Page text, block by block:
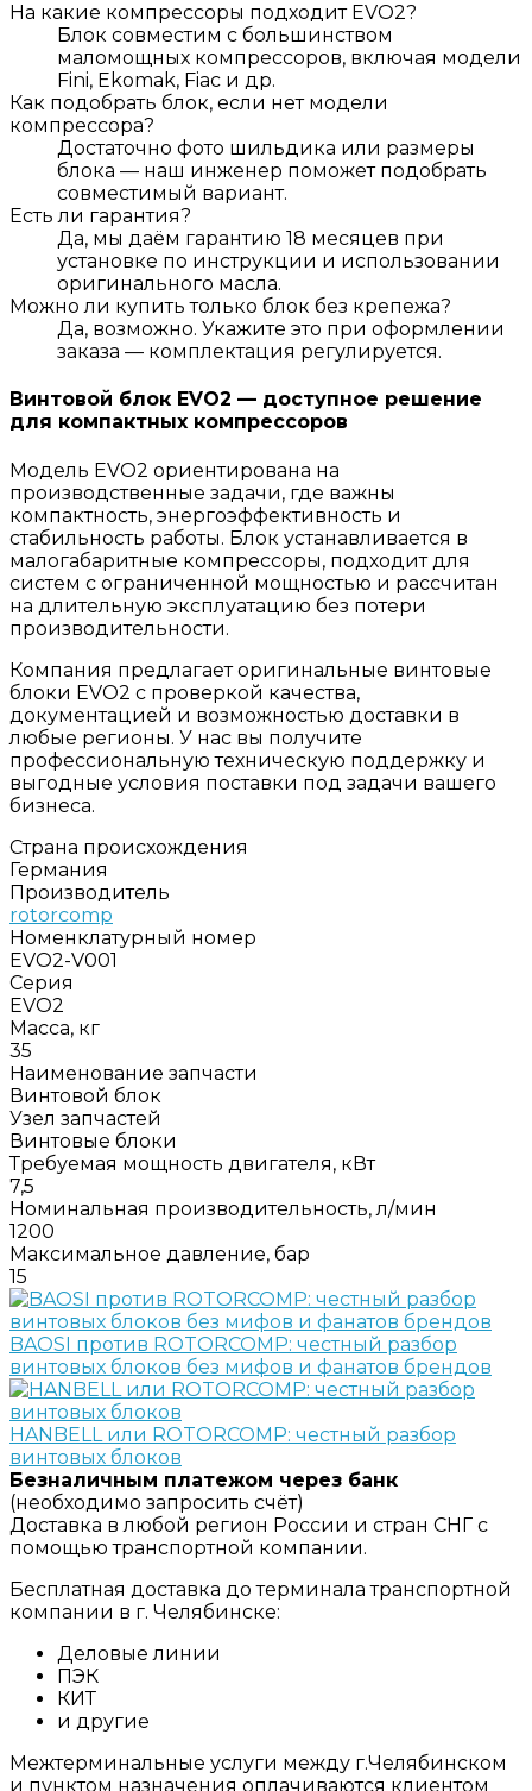
На какие компрессоры подходит EVO2?
Блок совместим с большинством
маломощных компрессоров, включая модели
Fini, Ekomak, Fiac и др.
Как подобрать блок, если нет модели
компрессора?
Достаточно фото шильдика или размеры
блока — наш инженер поможет подобрать
совместимый вариант.
Есть ли гарантия?
Да, мы даём гарантию 18 месяцев при
установке по инструкции и использовании
оригинального масла.
Можно ли купить только блок без крепежа?
Да, возможно. Укажите это при оформлении
заказа — комплектация регулируется.
Винтовой блок EVO2 — доступное решение
для компактных компрессоров
Модель EVO2 ориентирована на
производственные задачи, где важны
компактность, энергоэффективность и
стабильность работы. Блок устанавливается в
малогабаритные компрессоры, подходит для
систем с ограниченной мощностью и рассчитан
на длительную эксплуатацию без потери
производительности.
Компания предлагает оригинальные винтовые
блоки EVO2 с проверкой качества,
документацией и возможностью доставки в
любые регионы. У нас вы получите
профессиональную техническую поддержку и
выгодные условия поставки под задачи вашего
бизнеса.
Страна происхождения
Германия
Производитель
rotorcomp
Номенклатурный номер
EVO2-V001
Серия
EVO2
Масса, кг
35
Наименование запчасти
Винтовой блок
Узел запчастей
Винтовые блоки
Требуемая мощность двигателя, кВт
7,5
Номинальная производительность, л/мин
1200
Максимальное давление, бар
15
BAOSI против ROTORCOMP: честный разбор
винтовых блоков без мифов и фанатов брендов
HANBELL или ROTORCOMP: честный разбор
винтовых блоков
Безналичным платежом через банк
(необходимо запросить счёт)
Доставка в любой регион России и стран СНГ с
помощью транспортной компании.
Бесплатная доставка до терминала транспортной
компании в г. Челябинске:
Деловые линии
ПЭК
КИТ
и другие
Межтерминальные услуги между г.Челябинском
и пунктом назначения оплачиваются клиентом